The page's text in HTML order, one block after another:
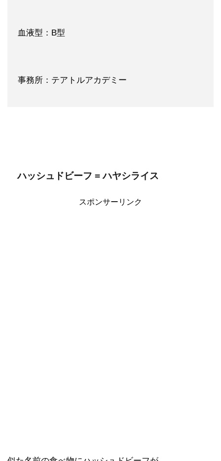
血液型：B型
事務所：テアトルアカデミー
ハッシュドビーフ = ハヤシライス
スポンサーリンク